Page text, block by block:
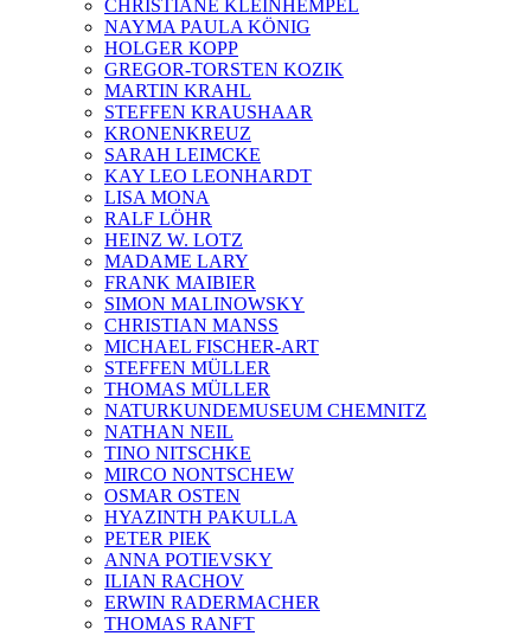
CHRISTIANE KLEINHEMPEL
NAYMA PAULA KÖNIG
HOLGER KOPP
GREGOR-TORSTEN KOZIK
MARTIN KRAHL
STEFFEN KRAUSHAAR
KRONENKREUZ
SARAH LEIMCKE
KAY LEO LEONHARDT
LISA MONA
RALF LÖHR
HEINZ W. LOTZ
MADAME LARY
FRANK MAIBIER
SIMON MALINOWSKY
CHRISTIAN MANSS
MICHAEL FISCHER-ART
STEFFEN MÜLLER
THOMAS MÜLLER
NATURKUNDEMUSEUM CHEMNITZ
NATHAN NEIL
TINO NITSCHKE
MIRCO NONTSCHEW
OSMAR OSTEN
HYAZINTH PAKULLA
PETER PIEK
ANNA POTIEVSKY
ILIAN RACHOV
ERWIN RADERMACHER
THOMAS RANFT